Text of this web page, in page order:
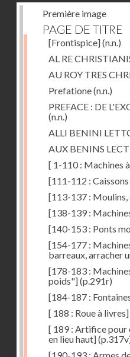
Première image
PAGE DE TITRE
[Frontispice](n.n.)
AL RE
AU ROY TRES
Prefatione(n.n.)
PREFACE : DE
(n.n.)
ALLI BENINI
AUX BENINS
[ 1-110 : Machines
[111-112 :
[113-137 : Moulins,
[138-139 :
[140-153 : Ponts
[154-177 :
barreaux, arracher
[178-183 :
poids"](p.291r)
[184-187 :
[ 188 : Roue à livres]
[ 189 : Artifice
en lieu haut]